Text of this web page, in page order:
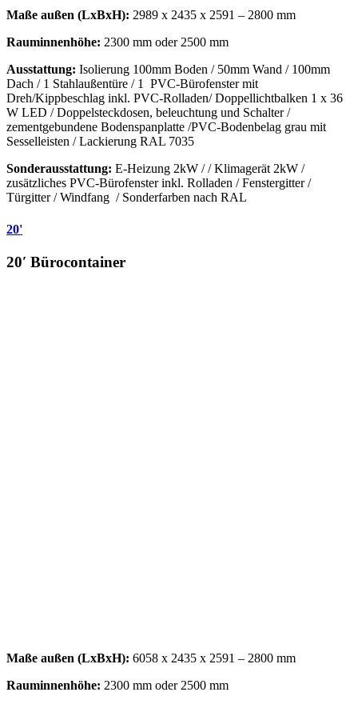
Maße außen (LxBxH): 2989 x 2435 x 2591 – 2800 mm
Rauminnenhöhe: 2300 mm oder 2500 mm
Ausstattung: Isolierung 100mm Boden / 50mm Wand / 100mm
Dach / 1 Stahlaußentüre / 1 PVC-Bürofenster mit
Dreh/Kippbeschlag inkl. PVC-Rolladen/ Doppellichtbalken 1 x 36
W LED / Doppelsteckdosen, beleuchtung und Schalter /
zementgebundene Bodenspanplatte /PVC-Bodenbelag grau mit
Sesselleisten / Lackierung RAL 7035
Sonderausstattung: E-Heizung 2kW / / Klimagerät 2kW /
zusätzliches PVC-Bürofenster inkl. Rolladen / Fenstergitter /
Türgitter / Windfang / Sonderfarben nach RAL
20'
20′ Bürocontainer
Maße außen (LxBxH): 6058 x 2435 x 2591 – 2800 mm
Rauminnenhöhe: 2300 mm oder 2500 mm